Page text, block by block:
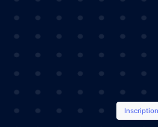
Inscription